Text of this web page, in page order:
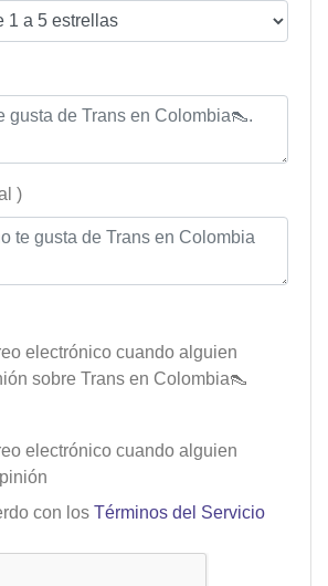
)
electrónico cuando alguien
sobre Trans en Colombia👠
electrónico cuando alguien
con los Términos del Servicio